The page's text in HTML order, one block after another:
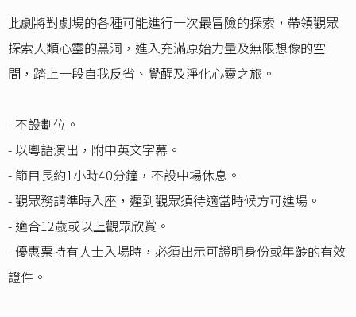
此劇將對劇場的各種可能進行一次最冒險的探索，帶領觀眾
探索人類心靈的黑洞，進入充滿原始力量及無限想像的空
間，踏上一段自我反省、覺醒及淨化心靈之旅。
- 不設劃位。
- 以粵語演出，附中英文字幕。
- 節目長約1小時40分鐘，不設中場休息。
- 觀眾務請準時入座，遲到觀眾須待適當時候方可進場。
- 適合12歲或以上觀眾欣賞。
- 優惠票持有人士入場時，必須出示可證明身份或年齡的有效
證件。